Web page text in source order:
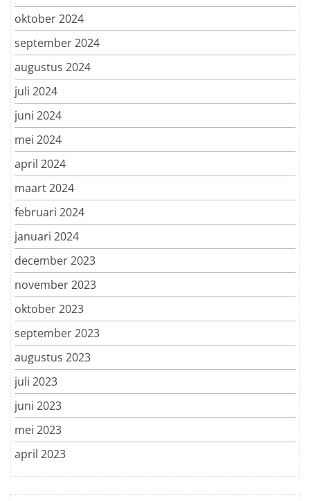
oktober 2024
september 2024
augustus 2024
juli 2024
juni 2024
mei 2024
april 2024
maart 2024
februari 2024
januari 2024
december 2023
november 2023
oktober 2023
september 2023
augustus 2023
juli 2023
juni 2023
mei 2023
april 2023